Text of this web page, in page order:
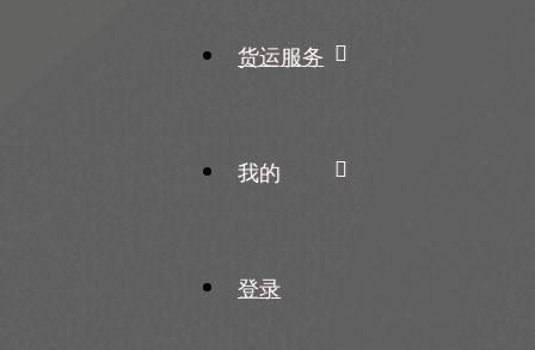
货运服务
我的
登录